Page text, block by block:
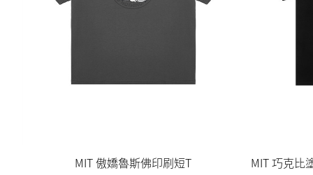
MIT 傲嬌魯斯佛印刷短T MIT 巧克比